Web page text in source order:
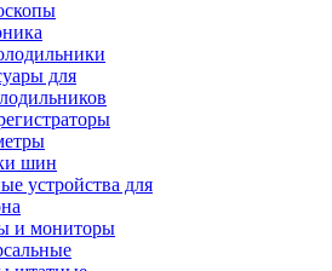
для
шин
устройства для
и мониторы